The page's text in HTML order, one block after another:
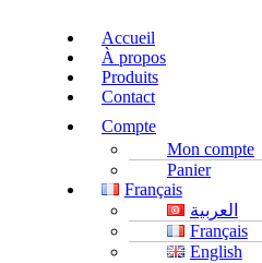
Accueil
À propos
Produits
Contact
Compte
Mon compte
Panier
Français
العربية
Français
English